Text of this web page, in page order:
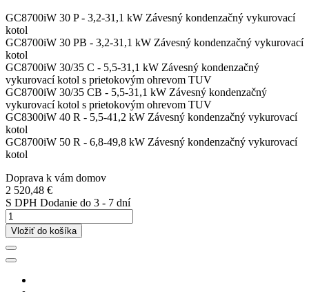
GC8700iW 30 P - 3,2-31,1 kW Závesný kondenzačný vykurovací
kotol
GC8700iW 30 PB - 3,2-31,1 kW Závesný kondenzačný vykurovací
kotol
GC8700iW 30/35 C - 5,5-31,1 kW Závesný kondenzačný
vykurovací kotol s prietokovým ohrevom TUV
GC8700iW 30/35 CB - 5,5-31,1 kW Závesný kondenzačný
vykurovací kotol s prietokovým ohrevom TUV
GC8300iW 40 R - 5,5-41,2 kW Závesný kondenzačný vykurovací
kotol
GC8700iW 50 R - 6,8-49,8 kW Závesný kondenzačný vykurovací
kotol
Doprava k vám domov
2 520,48 €
S DPH Dodanie do 3 - 7 dní
Vložiť do košíka